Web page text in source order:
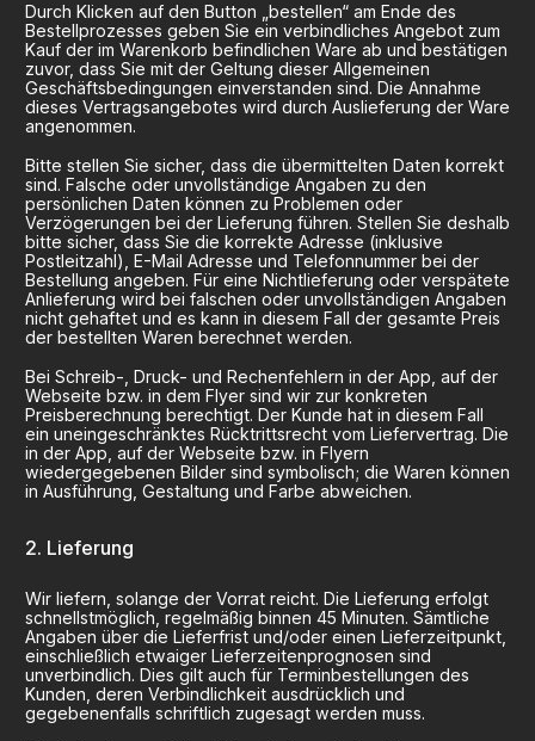
Durch Klicken auf den Button „bestellen“ am Ende des
Bestellprozesses geben Sie ein verbindliches Angebot zum
Kauf der im Warenkorb befindlichen Ware ab und bestätigen
zuvor, dass Sie mit der Geltung dieser Allgemeinen
Geschäftsbedingungen einverstanden sind. Die Annahme
dieses Vertragsangebotes wird durch Auslieferung der Ware
angenommen.
Bitte stellen Sie sicher, dass die übermittelten Daten korrekt
sind. Falsche oder unvollständige Angaben zu den
persönlichen Daten können zu Problemen oder
Verzögerungen bei der Lieferung führen. Stellen Sie deshalb
bitte sicher, dass Sie die korrekte Adresse (inklusive
Postleitzahl), E-Mail Adresse und Telefonnummer bei der
Bestellung angeben. Für eine Nichtlieferung oder verspätete
Anlieferung wird bei falschen oder unvollständigen Angaben
nicht gehaftet und es kann in diesem Fall der gesamte Preis
der bestellten Waren berechnet werden.
Bei Schreib-, Druck- und Rechenfehlern in der App, auf der
Webseite bzw. in dem Flyer sind wir zur konkreten
Preisberechnung berechtigt. Der Kunde hat in diesem Fall
ein uneingeschränktes Rücktrittsrecht vom Liefervertrag. Die
in der App, auf der Webseite bzw. in Flyern
wiedergegebenen Bilder sind symbolisch; die Waren können
in Ausführung, Gestaltung und Farbe abweichen.
Lieferung
Wir liefern, solange der Vorrat reicht. Die Lieferung erfolgt
schnellstmöglich, regelmäßig binnen 45 Minuten. Sämtliche
Angaben über die Lieferfrist und/oder einen Lieferzeitpunkt,
einschließlich etwaiger Lieferzeitenprognosen sind
unverbindlich. Dies gilt auch für Terminbestellungen des
Kunden, deren Verbindlichkeit ausdrücklich und
gegebenenfalls schriftlich zugesagt werden muss.